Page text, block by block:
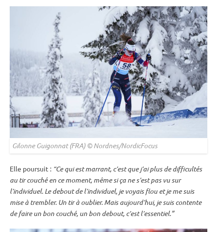
Gilonne Guigonnat (FRA) © Nordnes/NordicFocus
Elle poursuit : “Ce qui est marrant, c’est que j’ai plus de difficultés
au tircouchéen ce moment, même si ça ne s’est pas vu sur
l’individuel. Ledeboutde l’individuel, je voyais flou et je me suis
mise à trembler. Un tir à oublier. Mais aujourd’hui, je suis contente
de faire un bon couché, un bon debout, c’est l’essentiel.”